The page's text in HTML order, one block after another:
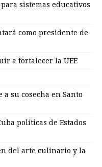
sistemas educativos
como presidente de
a fortalecer la UEE
su cosecha en Santo
políticas de Estados
del arte culinario y la